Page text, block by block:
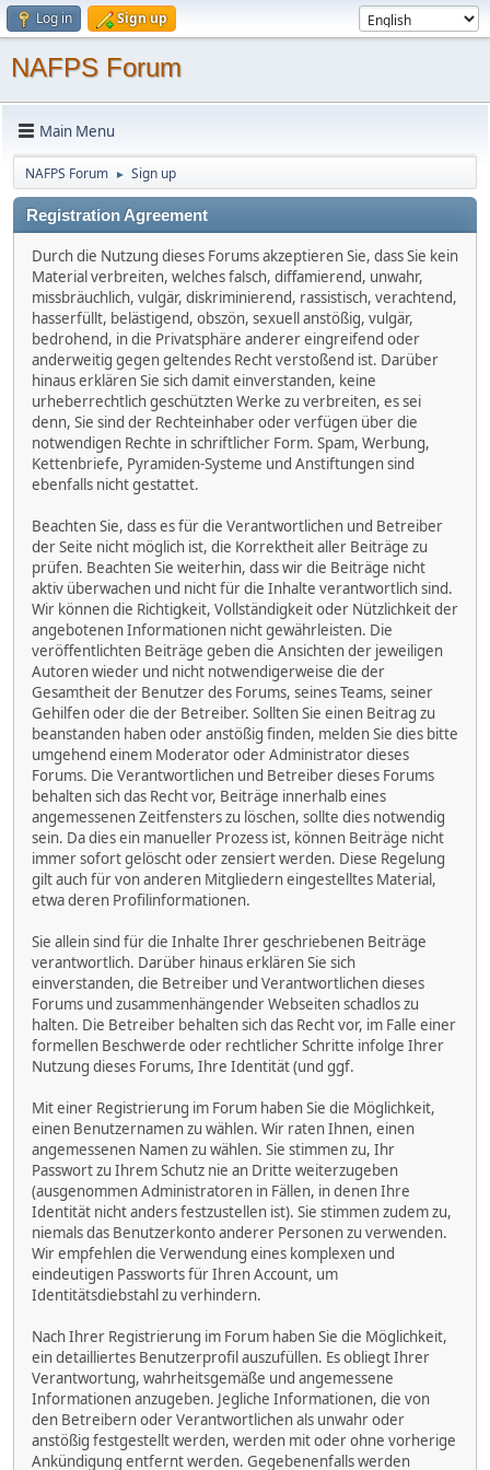
Log in Sign up
NAFPS Forum
Main Menu
NAFPS Forum ► Sign up
Registration Agreement
Durch die Nutzung dieses Forums akzeptieren Sie, dass Sie kein
Material verbreiten, welches falsch, diffamierend, unwahr,
missbräuchlich, vulgär, diskriminierend, rassistisch, verachtend,
hasserfüllt, belästigend, obszön, sexuell anstößig, vulgär,
bedrohend, in die Privatsphäre anderer eingreifend oder
anderweitig gegen geltendes Recht verstoßend ist. Darüber
hinaus erklären Sie sich damit einverstanden, keine
urheberrechtlich geschützten Werke zu verbreiten, es sei
denn, Sie sind der Rechteinhaber oder verfügen über die
notwendigen Rechte in schriftlicher Form. Spam, Werbung,
Kettenbriefe, Pyramiden-Systeme und Anstiftungen sind
ebenfalls nicht gestattet.
Beachten Sie, dass es für die Verantwortlichen und Betreiber
der Seite nicht möglich ist, die Korrektheit aller Beiträge zu
prüfen. Beachten Sie weiterhin, dass wir die Beiträge nicht
aktiv überwachen und nicht für die Inhalte verantwortlich sind.
Wir können die Richtigkeit, Vollständigkeit oder Nützlichkeit der
angebotenen Informationen nicht gewährleisten. Die
veröffentlichten Beiträge geben die Ansichten der jeweiligen
Autoren wieder und nicht notwendigerweise die der
Gesamtheit der Benutzer des Forums, seines Teams, seiner
Gehilfen oder die der Betreiber. Sollten Sie einen Beitrag zu
beanstanden haben oder anstößig finden, melden Sie dies bitte
umgehend einem Moderator oder Administrator dieses
Forums. Die Verantwortlichen und Betreiber dieses Forums
behalten sich das Recht vor, Beiträge innerhalb eines
angemessenen Zeitfensters zu löschen, sollte dies notwendig
sein. Da dies ein manueller Prozess ist, können Beiträge nicht
immer sofort gelöscht oder zensiert werden. Diese Regelung
gilt auch für von anderen Mitgliedern eingestelltes Material,
etwa deren Profilinformationen.
Sie allein sind für die Inhalte Ihrer geschriebenen Beiträge
verantwortlich. Darüber hinaus erklären Sie sich
einverstanden, die Betreiber und Verantwortlichen dieses
Forums und zusammenhängender Webseiten schadlos zu
halten. Die Betreiber behalten sich das Recht vor, im Falle einer
formellen Beschwerde oder rechtlicher Schritte infolge Ihrer
Nutzung dieses Forums, Ihre Identität (und ggf.
Mit einer Registrierung im Forum haben Sie die Möglichkeit,
einen Benutzernamen zu wählen. Wir raten Ihnen, einen
angemessenen Namen zu wählen. Sie stimmen zu, Ihr
Passwort zu Ihrem Schutz nie an Dritte weiterzugeben
(ausgenommen Administratoren in Fällen, in denen Ihre
Identität nicht anders festzustellen ist). Sie stimmen zudem zu,
niemals das Benutzerkonto anderer Personen zu verwenden.
Wir empfehlen die Verwendung eines komplexen und
eindeutigen Passworts für Ihren Account, um
Identitätsdiebstahl zu verhindern.
Nach Ihrer Registrierung im Forum haben Sie die Möglichkeit,
ein detailliertes Benutzerprofil auszufüllen. Es obliegt Ihrer
Verantwortung, wahrheitsgemäße und angemessene
Informationen anzugeben. Jegliche Informationen, die von
den Betreibern oder Verantwortlichen als unwahr oder
anstößig festgestellt werden, werden mit oder ohne vorherige
Ankündigung entfernt werden. Gegebenenfalls werden